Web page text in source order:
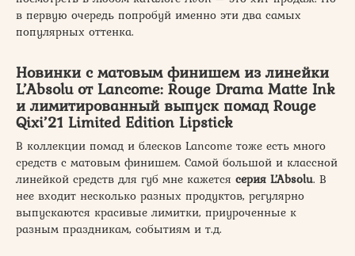
в первую очередь попробуй именно эти два самых
популярных оттенка.
Новинки с матовым финишем из линейки
L’Absolu от Lancome: Rouge Drama Matte Ink
и лимитированный выпуск помад Rouge
Qixi’21 Limited Edition Lipstick
В коллекции помад и блесков Lancome тоже есть много
средств с матовым финишем. Самой большой и классной
линейкой средств для губ мне кажется серия L’Absolu. В
нее входит несколько разных продуктов, регулярно
выпускаются красивые лимитки, приуроченные к
разным праздникам, событиям и т.д.